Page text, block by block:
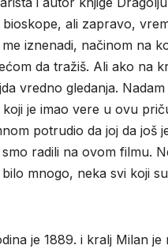
ali zapravo,
iznenadi, načinom na
da tražiš. Ali ako na
vredno gledanja.
je imao vere u ovu
potrudio da joj da još
radili na ovom filmu.
mnogo, neka svi koji
je 1889. i kralj Milan